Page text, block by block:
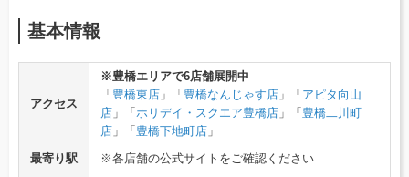
基本情報
アクセス
※豊橋エリアで6店舗展開中
「豊橋東店」「豊橋なんじゃす店」「アピタ向山
店」「ホリデイ・スクエア豊橋店」「豊橋二川町
店」「豊橋下地町店」
最寄り駅
※各店舗の公式サイトをご確認ください